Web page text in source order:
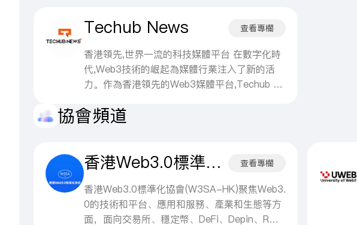
視、產業互聯網、區塊鏈、AI 算力應用；投資
金融工具改造能源、零售、醫療、地產等傳統行
業；從業時長：一級市場投資近 20 年，累計看
過超 5 萬個創業項目，覆蓋天使、VC、一級
上市公司資本運作、市值配套孵化服務。 四、
行業定位與公開標籤 業內稱「產業資本操盤
業鏈上下游組合投資分散風險；頻繁出席區塊
鏈、產業金融、能源數字化行業峰會演講，輸出
產業數字化、Web3 賦能實體的行業觀點。
資涵蓋多家獨角獸企業，致力於把握區塊鏈、人
市值穩居全球前10大加密貨幣之列。
Techub News 查看專欄
香港領先,世界一流的科技媒體平台 在數字化時
代,Web3技術的崛起為媒體行業注入了新的活
力。作為香港領先的Web3媒體平台,Techub Ne
務模式,成為了行業内的佼佼者。Techub News,
ub News平台提供最新、最快、最專業的Web3
科技資訊,為用戶呈現科技前沿的無限魅力。
協會頻道
香港Web3.0標準化委員會 查看專欄
香港Web3.0標準化協會(W3SA-HK)聚焦Web3.
0的技術和平台、應用和服務、產業和生態等方
面，面向交易所、穩定幣、DeFi、Depin、RWA